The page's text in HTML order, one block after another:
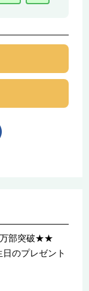
万部突破★★
のプレゼント